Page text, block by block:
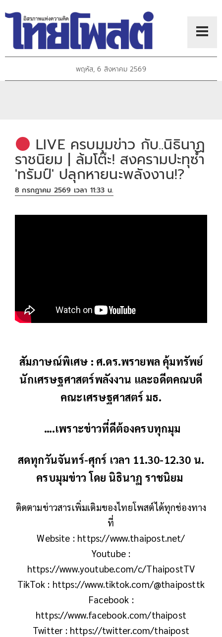
พฤหัส, 6 สิงหาคม 2569
LIVE ครบมุมข่าว กับ..นิธินาฏ
ราชนิยม | ล้มโต๊ะ! สงครามปะทุซ้ำ
'ทรัมป์' ปลุกหายนะพลังงาน!?
8 กรกฎาคม 2569 เวลา 11:33 น.
สัมภาษณ์พิเศษ : ศ.ดร.พรายพล คุ้มทรัพย์
นักเศรษฐศาสตร์พลังงาน และอดีตคณบดี
คณะเศรษฐศาสตร์ มธ.
….เพราะข่าวที่ดีต้องครบทุกมุม
สดทุกวันจันทร์-ศุกร์ เวลา 11.30-12.30 น.
ครบมุมข่าว โดย นิธินาฏ ราชนิยม
ติดตามข่าวสารเพิ่มเติมของไทยโพสต์ได้ทุกช่องทาง
ที่
Website : https://www.thaipost.net/
Youtube :
https://www.youtube.com/c/ThaipostTV
TikTok : https://www.tiktok.com/@thaiposttk
Facebook :
https://www.facebook.com/thaipost
Twitter : https://twitter.com/thaipost